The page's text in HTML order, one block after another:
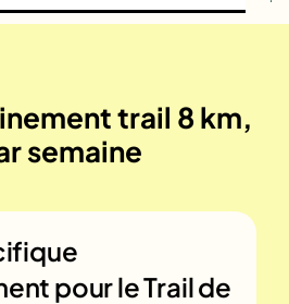
trail 8 km,
semaine
pour leTrail de